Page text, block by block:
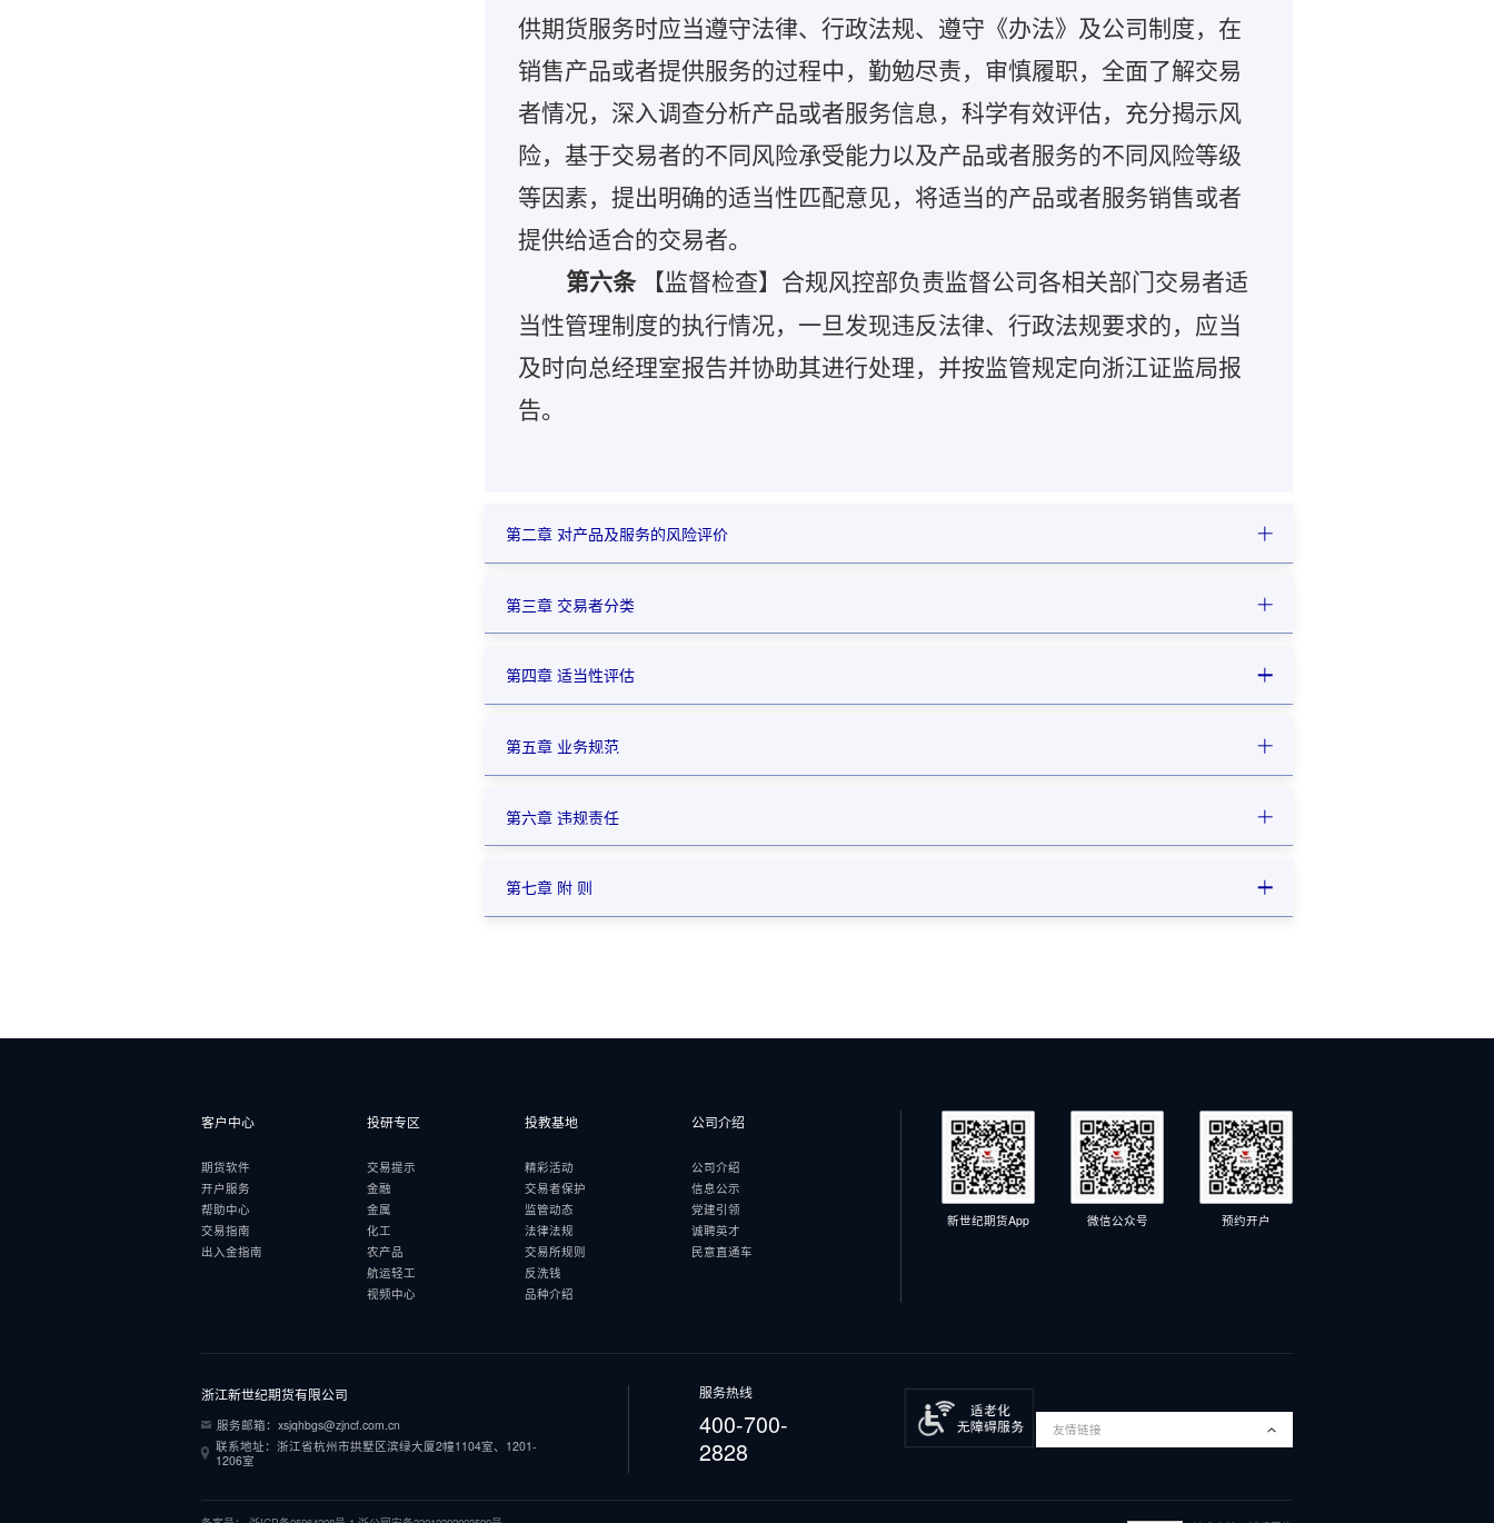
供期货服务时应当遵守法律、行政法规、遵守《办法》及公司制度，在
销售产品或者提供服务的过程中，勤勉尽责，审慎履职，全面了解交易
者情况，深入调查分析产品或者服务信息，科学有效评估，充分揭示风
险，基于交易者的不同风险承受能力以及产品或者服务的不同风险等级
等因素，提出明确的适当性匹配意见，将适当的产品或者服务销售或者
提供给适合的交易者。
第六条【监督检查】合规风控部负责监督公司各相关部门交易者适
当性管理制度的执行情况，一旦发现违反法律、行政法规要求的，应当
及时向总经理室报告并协助其进行处理，并按监管规定向浙江证监局报
告。
第二章 对产品及服务的风险评价
第三章 交易者分类
第四章 适当性评估
第五章 业务规范
第六章 违规责任
第七章 附 则
客户中心
期货软件
开户服务
帮助中心
交易指南
出入金指南
投研专区
交易提示
金融
金属
化工
农产品
航运轻工
视频中心
投教基地
精彩活动
交易者保护
监管动态
法律法规
交易所规则
反洗钱
品种介绍
公司介绍
公司介绍
信息公示
党建引领
诚聘英才
民意直通车
新世纪期货App 微信公众号 预约开户
浙江新世纪期货有限公司
服务邮箱：xsjqhbgs@zjncf.com.cn
联系地址：浙江省杭州市拱墅区滨绿大厦2幢1104室、1201-
1206室
服务热线
400-700-
2828
友情链接